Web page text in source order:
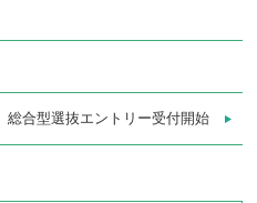
総合型選抜エントリー受付開始